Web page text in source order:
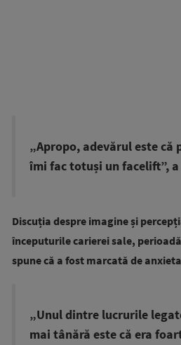
„Apropo, adevărul este că
îmi fac totuși un facelift”,
Discuția despre imagine și
începuturile carierei sale,
spune că a fost marcată de
„Unul dintre lucrurile
mai tânără este că era